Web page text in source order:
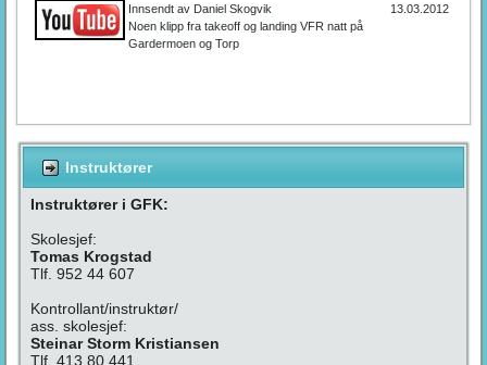
Innsendt av Daniel Skogvik
Noen klipp fra takeoff og landing VFR natt på
Gardermoen og Torp
13.03.2012
Instruktører
Instruktører i GFK:
Skolesjef:
Tomas Krogstad
Tlf. 952 44 607
Kontrollant/instruktør/
ass. skolesjef:
Steinar Storm Kristiansen
Tlf. 413 80 441